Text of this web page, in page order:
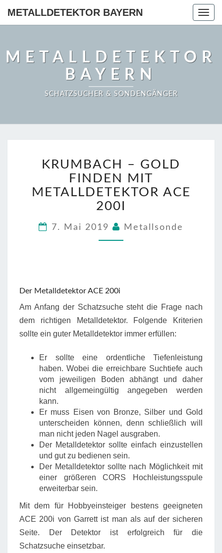
METALLDETEKTOR BAYERN
METALLDETEKTOR
BAYERN
SCHATZSUCHER & SONDENGÄNGER
–
GOLD
FINDEN
MIT
METALLDETEKTOR
200I
KRUMBACH – GOLD
FINDEN MIT
METALLDETEKTOR ACE
200I
7. Mai 2019 Metallsonde
Der Metalldetektor ACE 200i
Am Anfang der Schatzsuche steht die Frage nach
dem richtigen Metalldetektor. Folgende Kriterien
sollte ein guter Metalldetektor immer erfüllen:
Er sollte eine ordentliche Tiefenleistung
haben. Wobei die erreichbare Suchtiefe auch
vom jeweiligen Boden abhängt und daher
nicht allgemeingültig angegeben werden
kann.
Er muss Eisen von Bronze, Silber und Gold
unterscheiden können, denn schließlich will
man nicht jeden Nagel ausgraben.
Der Metalldetektor sollte einfach einzustellen
und gut zu bedienen sein.
Der Metalldetektor sollte nach Möglichkeit mit
einer größeren CORS Hochleistungsspule
erweiterbar sein.
Mit dem für Hobbyeinsteiger bestens geeigneten
ACE 200i von Garrett ist man als auf der sicheren
Seite. Der Detektor ist erfolgreich für die
Schatzsuche einsetzbar.